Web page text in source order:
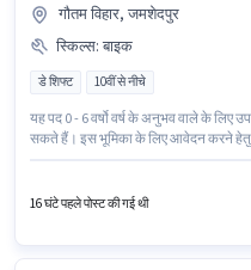
गौतम विहार, जमशेदपुर
स्किल्स: बाइक
डे शिफ्ट 10वीं से नीचे
यह पद 0 - 6 वर्षो वर्ष के अनुभव वाले के लिए
सकते हैं। इस भूमिका के लिए आवेदन करने हेतु
है।
16 घंटे पहले पोस्ट की गई थी